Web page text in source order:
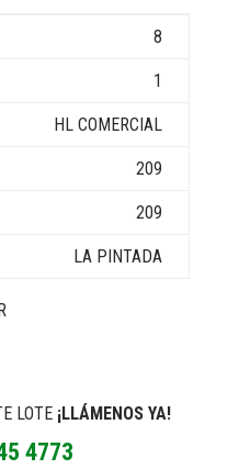
8
1
HL COMERCIAL
209
209
LA PINTADA
LOTE ¡LLÁMENOS YA!
4773